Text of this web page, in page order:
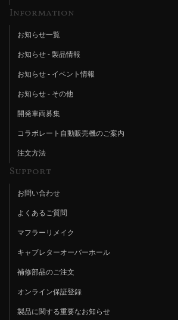
Information
お知らせ一覧
お知らせ - 製品情報
お知らせ - イベント情報
お知らせ - その他
開発車両募集
コラボレート自動販売機のご案内
注文方法
Support
お問い合わせ
よくあるご質問
マフラーリメイク
キャブレターオーバーホール
補修部品のご注文
オンライン保証登録
製品に関する重要なお知らせ